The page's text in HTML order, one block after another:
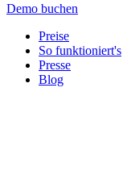
Demo buchen
Preise
So funktioniert's
Presse
Blog